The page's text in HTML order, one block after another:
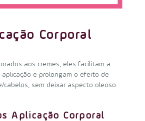
Corporal
aos cremes, eles facilitam a
aplicação e prolongam o efeito de
cabelos, sem deixar aspecto oleoso.
Aplicação Corporal